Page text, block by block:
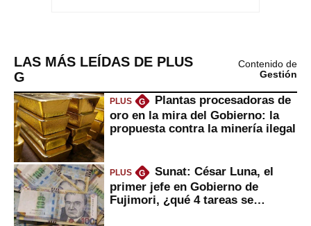
LAS MÁS LEÍDAS DE PLUS
G
Contenido de
Gestión
PLUS G
Plantas procesadoras de
oro en la mira del Gobierno: la
propuesta contra la minería ilegal
PLUS G
Sunat: César Luna, el
primer jefe en Gobierno de
Fujimori, ¿qué 4 tareas se